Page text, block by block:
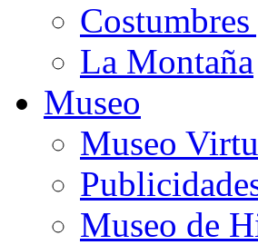
La Montaña
Museo
Museo
Museo de